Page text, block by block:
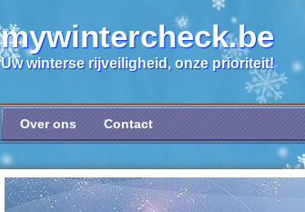
mywintercheck.be
Uw winterse rijveiligheid, onze prioriteit!
Over ons Contact